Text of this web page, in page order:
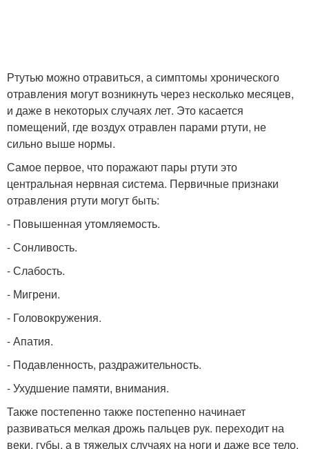
Ртутью можно отравиться, а симптомы хронического
отравления могут возникнуть через несколько месяцев,
и даже в некоторых случаях лет. Это касается
помещений, где воздух отравлен парами ртути, не
сильно выше нормы.
Самое первое, что поражают пары ртути это
центральная нервная система. Первичные признаки
отравления ртути могут быть:
- Повышенная утомляемость.
- Сонливость.
- Слабость.
- Мигрени.
- Головокружения.
- Апатия.
- Подавленность, раздражительность.
- Ухудшение памяти, внимания.
Также постепенно также постепенно начинает
развиваться мелкая дрожь пальцев рук. переходит на
веки, губы, а в тяжелых случаях на ноги и даже все тело.